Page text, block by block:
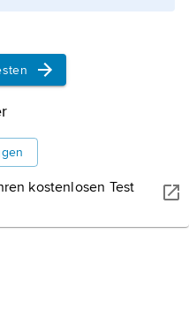
kostenlosen Test